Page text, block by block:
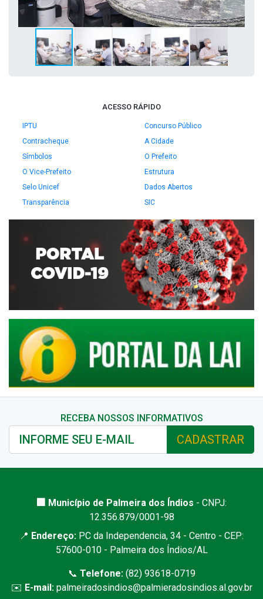
ACESSO RÁPIDO
IPTU
Concurso Público
Contracheque
A Cidade
Símbolos
O Prefeito
O Vice-Prefeito
Estrutura
Selo Unicef
Dados Abertos
Transparência
SIC
RECEBA NOSSOS INFORMATIVOS
CADASTRAR
🏢 Município de Palmeira dos Índios - CNPJ:
12.356.879/0001-98
📍 Endereço: PC da Independencia, 34 - Centro - CEP:
57600-010 - Palmeira dos Índios/AL
📞 Telefone:(82) 93618-0719
✉️ E-mail: palmeiradosindios@palmieradosindios.al.gov.br